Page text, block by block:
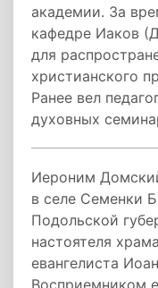
академии. За
кафедре Иаков
для
христианского
Ранее вел
духовных
Иероним
в селе Семенки
Подольской
настоятеля
евангелиста
Восприемником